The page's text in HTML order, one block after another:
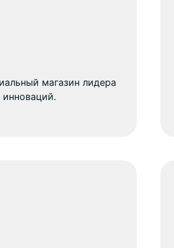
магазин лидера